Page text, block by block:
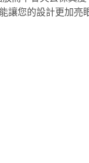
您的設計更加亮